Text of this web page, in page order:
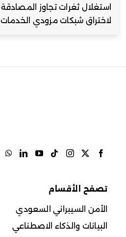
لاختراق شبكات مزودي الخدمات
تصفح الأقسام
الأمن السيبراني السعودي
البيانات والذكاء الاصطناعي